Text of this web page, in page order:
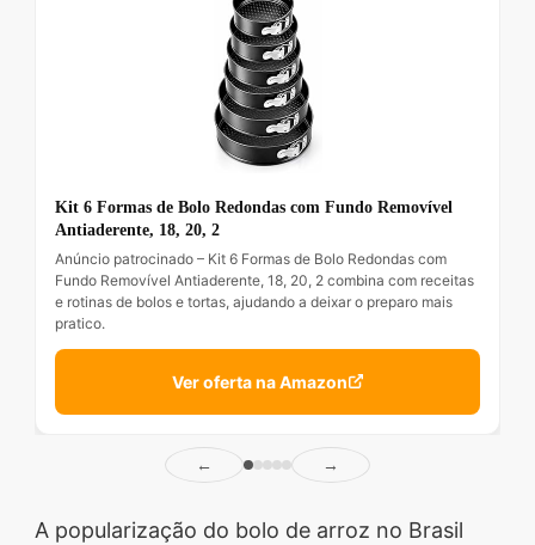
Kit 6 Formas de Bolo Redondas com Fundo Removível
Antiaderente, 18, 20, 2
Anúncio patrocinado – Kit 6 Formas de Bolo Redondas com
Fundo Removível Antiaderente, 18, 20, 2 combina com receitas
e rotinas de bolos e tortas, ajudando a deixar o preparo mais
pratico.
Ver oferta na Amazon
← →
A popularização do bolo de arroz no Brasil